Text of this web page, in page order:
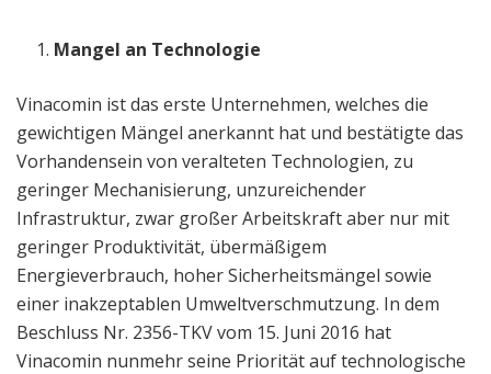
Mangel an Technologie
Vinacomin ist das erste Unternehmen, welches die
gewichtigen Mängel anerkannt hat und bestätigte das
Vorhandensein von veralteten Technologien, zu
geringer Mechanisierung, unzureichender
Infrastruktur, zwar großer Arbeitskraft aber nur mit
geringer Produktivität, übermäßigem
Energieverbrauch, hoher Sicherheitsmängel sowie
einer inakzeptablen Umweltverschmutzung. In dem
Beschluss Nr. 2356-TKV vom 15. Juni 2016 hat
Vinacomin nunmehr seine Priorität auf technologische